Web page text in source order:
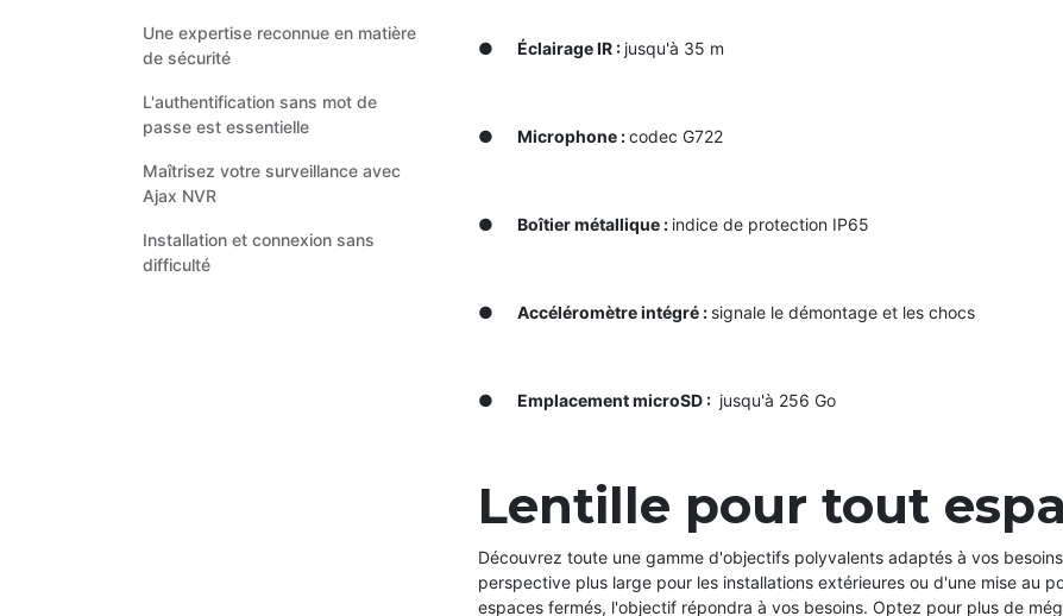
Une expertise reconnue en matière
de sécurité
L'authentification sans mot de
passe est essentielle
Maîtrisez votre surveillance avec
Ajax NVR
Installation et connexion sans
difficulté
● Éclairage IR : jusqu'à 35 m
● Microphone :сodec G722
● Boîtier métallique : indice de protection ІР65
● Accéléromètre intégré : signale le démontage et les chocs
● Emplacement microSD : jusqu'à 256 Go
Lentille pour tout
Découvrez toute une gamme d'objectifs polyvalents adaptés à vos
perspective plus large pour les installations extérieures ou d'une mise au
espaces fermés, l'objectif répondra à vos besoins. Optez pour plus de